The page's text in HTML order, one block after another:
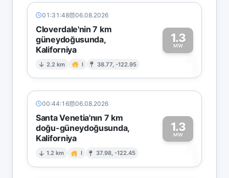
01:31:48 06.08.2026
Cloverdale'nin 7 km
güneydoğusunda,
Kaliforniya
2.2 km I 38.77, -122.95
1.3
MW
1
00:44:16 06.08.2026
Santa Venetia'nın 7 km
doğu-güneydoğusunda,
Kaliforniya
1.2 km I 37.98, -122.45
1.3
MW
1